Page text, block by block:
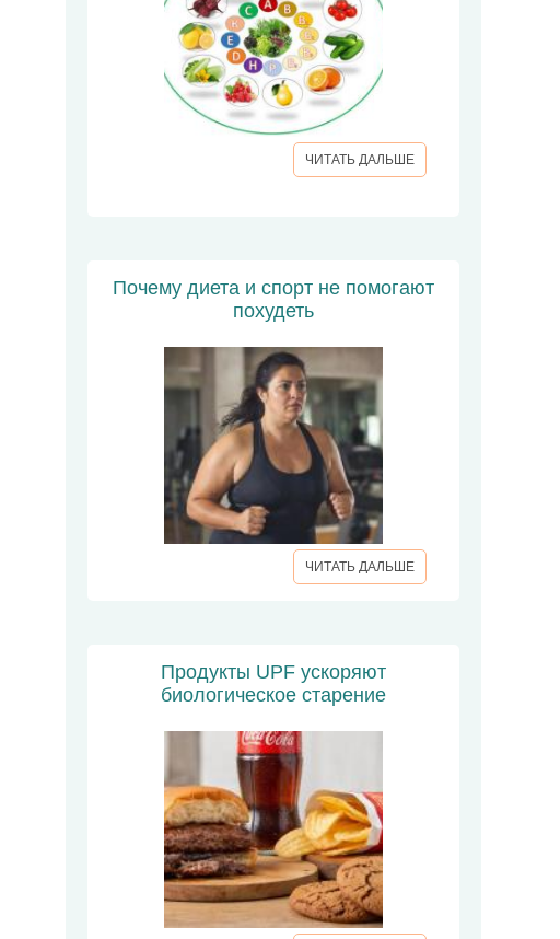
ЧИТАТЬ ДАЛЬШЕ
Почему диета и спорт не помогают
похудеть
ЧИТАТЬ ДАЛЬШЕ
Продукты UPF ускоряют
биологическое старение